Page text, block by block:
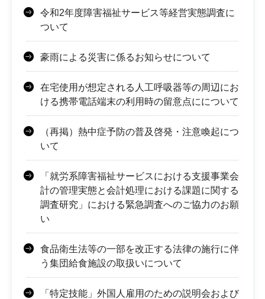
令和2年度障害福祉サービス等経営実態調査に
ついて
豪雨による災害に係るお知らせについて
在宅使用が想定される人工呼吸器等の周辺にお
ける携帯電話端末の利用時の留意点にについて
（再掲）熱中症予防の普及啓発・注意喚起につ
いて
「就労系障害福祉サービスにおける支援事業会
計の管理実態と会計処理における課題に関する
調査研究」における緊急調査へのご協力のお願
い
食品衛生法等の一部を改正する法律の施行に伴
う集団給食施設の取扱いについて
「特定技能」外国人雇用のための説明会および